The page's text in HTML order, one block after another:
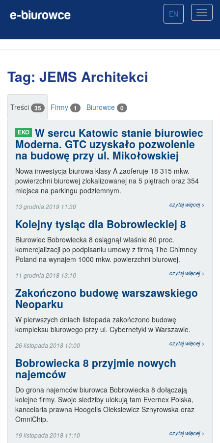
EN
Tag: JEMS Architekci
Treści 35 Firmy 1 Biurowce 0
EKO W sercu Katowic stanie biurowiec
Moderna. GTC uzyskało pozwolenie
na budowę przy ul. Mikołowskiej
Nowa inwestycja biurowa klasy A zaoferuje 18 315 mkw.
powierzchni biurowej zlokalizowanej na 5 piętrach oraz 354
miejsca na parkingu podziemnym.
13 grudnia 2019 11:30 czytaj więcej >
Kolejny tysiąc dla Bobrowieckiej 8
Biurowiec Bobrowiecka 8 osiągnął właśnie 80 proc.
komercjalizacji po podpisaniu umowy z firmą The Chimney
Poland na wynajem 1000 mkw. powierzchni biurowej.
11 grudnia 2018 13:10 czytaj więcej >
Zakończono budowę warszawskiego
Neoparku
W pierwszych dniach listopada zakończono budowę
kompleksu biurowego przy ul. Cybernetyki w Warszawie.
26 listopada 2018 10:00 czytaj więcej >
Bobrowiecka 8 przyjmie nowych
najemców
Do grona najemców biurowca Bobrowiecka 8 dołączają
kolejne firmy. Swoje siedziby ulokują tam Evernex Polska,
kancelaria prawna Hoogells Oleksiewicz Sznyrowska oraz
OmniChip.
19 listopada 2018 11:10 czytaj więcej >